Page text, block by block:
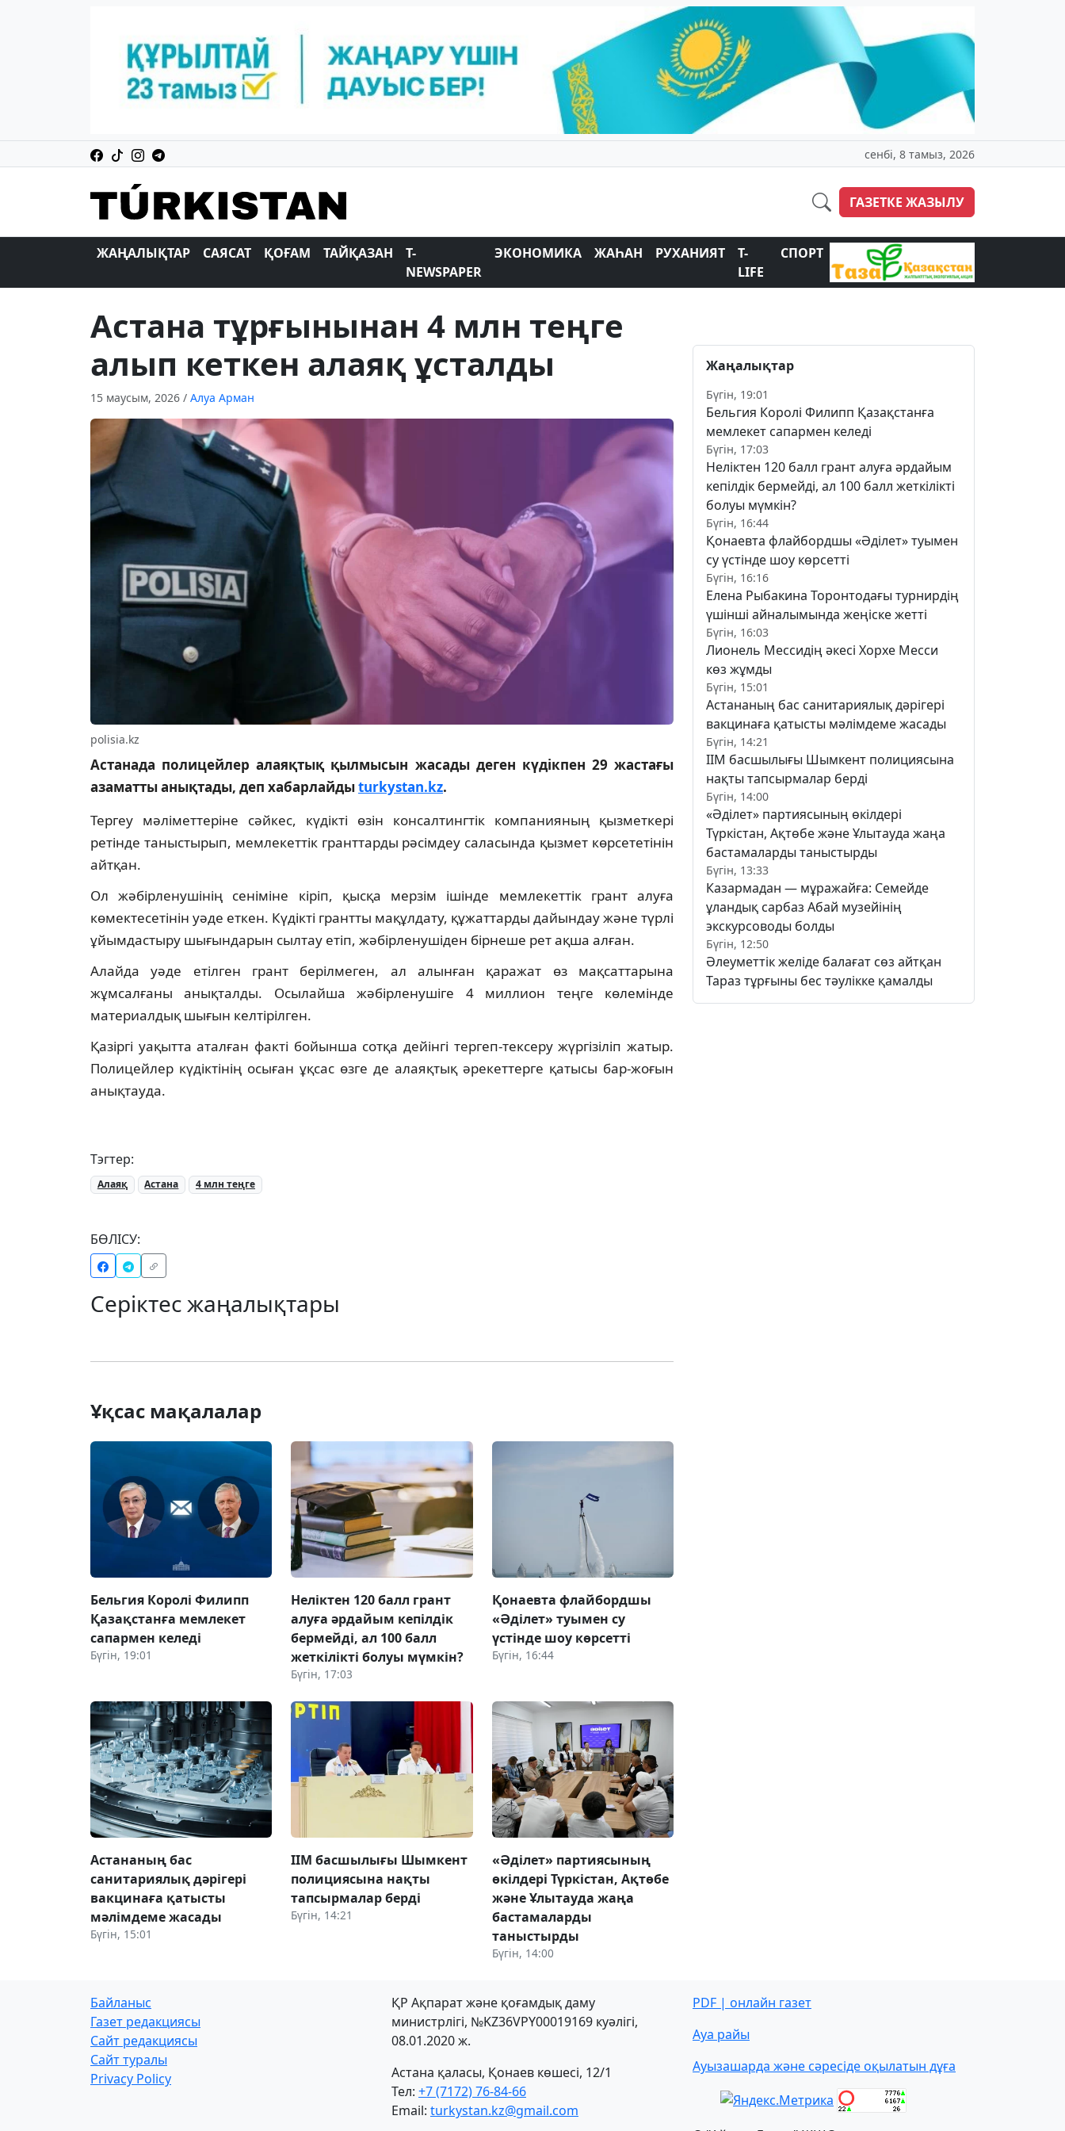
сенбі, 8 тамыз, 2026
ГАЗЕТКЕ ЖАЗЫЛУ
ЖАҢАЛЫҚТАР САЯСАТ ҚОҒАМ ТАЙҚАЗАН
T-
NEWSPAPER
ЭКОНОМИКА ЖАҺАН РУХАНИЯТ
T-
LIFE
СПОРТ
Астана тұрғынынан 4 млн теңге
алып кеткен алаяқ ұсталды
15 маусым, 2026 / Алуа Арман
polisia.kz
Астанада полицейлер алаяқтық қылмысын жасады деген күдікпен 29 жастағы
азаматты анықтады, деп хабарлайдыturkystan.kz.
Тергеу мәліметтеріне сәйкес, күдікті өзін консалтингтік компанияның қызметкері
ретінде таныстырып, мемлекеттік гранттарды рәсімдеу саласында қызмет көрсететінін
айтқан.
Ол жәбірленушінің сеніміне кіріп, қысқа мерзім ішінде мемлекеттік грант алуға
көмектесетінін уәде еткен. Күдікті грантты мақұлдату, құжаттарды дайындау және түрлі
ұйымдастыру шығындарын сылтау етіп, жәбірленушіден бірнеше рет ақша алған.
Алайда уәде етілген грант берілмеген, ал алынған қаражат өз мақсаттарына
жұмсалғаны анықталды. Осылайша жәбірленушіге 4 миллион теңге көлемінде
материалдық шығын келтірілген.
Қазіргі уақытта аталған факті бойынша сотқа дейінгі тергеп-тексеру жүргізіліп жатыр.
Полицейлер күдіктінің осыған ұқсас өзге де алаяқтық әрекеттерге қатысы бар-жоғын
анықтауда.
Тэгтер:
Алаяқ Астана 4 млн теңге
БӨЛІСУ:
Серіктес жаңалықтары
Ұқсас мақалалар
Бельгия Королі Филипп
Қазақстанға мемлекет
сапармен келеді
Бүгін, 19:01
Неліктен 120 балл грант
алуға әрдайым кепілдік
бермейді, ал 100 балл
жеткілікті болуы мүмкін?
Бүгін, 17:03
Қонаевта флайбордшы
«Әділет» туымен су
үстінде шоу көрсетті
Бүгін, 16:44
Астананың бас
санитариялық дәрігері
вакцинаға қатысты
мәлімдеме жасады
Бүгін, 15:01
ІІМ басшылығы Шымкент
полициясына нақты
тапсырмалар берді
Бүгін, 14:21
«Әділет» партиясының
өкілдері Түркістан, Ақтөбе
және Ұлытауда жаңа
бастамаларды
таныстырды
Бүгін, 14:00
Жаңалықтар
Бүгін, 19:01
Бельгия Королі Филипп Қазақстанға
мемлекет сапармен келеді
Бүгін, 17:03
Неліктен 120 балл грант алуға әрдайым
кепілдік бермейді, ал 100 балл жеткілікті
болуы мүмкін?
Бүгін, 16:44
Қонаевта флайбордшы «Әділет» туымен
су үстінде шоу көрсетті
Бүгін, 16:16
Елена Рыбакина Торонтодағы турнирдің
үшінші айналымында жеңіске жетті
Бүгін, 16:03
Лионель Мессидің әкесі Хорхе Месси
көз жұмды
Бүгін, 15:01
Астананың бас санитариялық дәрігері
вакцинаға қатысты мәлімдеме жасады
Бүгін, 14:21
ІІМ басшылығы Шымкент полициясына
нақты тапсырмалар берді
Бүгін, 14:00
«Әділет» партиясының өкілдері
Түркістан, Ақтөбе және Ұлытауда жаңа
бастамаларды таныстырды
Бүгін, 13:33
Казармадан — мұражайға: Семейде
ұландық сарбаз Абай музейінің
экскурсоводы болды
Бүгін, 12:50
Әлеуметтік желіде балағат сөз айтқан
Тараз тұрғыны бес тәулікке қамалды
Байланыс
Газет редакциясы
Сайт редакциясы
Сайт туралы
Privacy Policy
ҚР Ақпарат және қоғамдық даму
министрлігі, №KZ36VPY00019169 куәлігі,
08.01.2020 ж.
Астана қаласы, Қонаев көшесі, 12/1
Тел: +7 (7172) 76-84-66
Email: turkystan.kz@gmail.com
PDF | онлайн газет
Ауа райы
Ауызашарда және сәресіде оқылатын дұға